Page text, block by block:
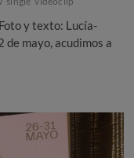
y texto: Lucía-
de mayo, acudimos a